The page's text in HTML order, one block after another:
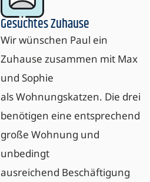
Gesuchtes Zuhause
Wir wünschen Paul ein
Zuhause zusammen mit Max
und Sophie
alsWohnungskatzen. Die drei
benötigen eine entsprechend
große Wohnung und
unbedingt
ausreichend Beschäftigung